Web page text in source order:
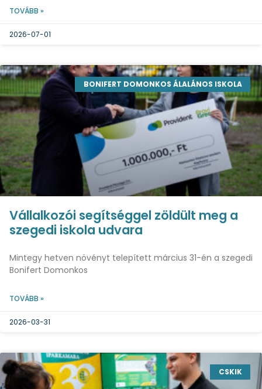
TOVÁBB »
2026-07-01
BONIFERT DOMONKOS ÁLALÁNOS ISKOLA
Vállalkozói segítséggel zöldült meg a
szegedi iskola udvara
Mintegy hetven növényt telepített március 31-én a szegedi
Bonifert Domonkos
TOVÁBB »
2026-03-31
CSKIK